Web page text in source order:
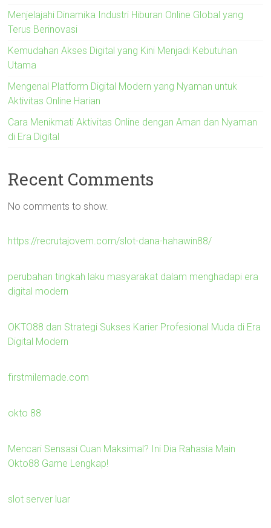
Menjelajahi Dinamika Industri Hiburan Online Global yang
Terus Berinovasi
Kemudahan Akses Digital yang Kini Menjadi Kebutuhan
Utama
Mengenal Platform Digital Modern yang Nyaman untuk
Aktivitas Online Harian
Cara Menikmati Aktivitas Online dengan Aman dan Nyaman
di Era Digital
Recent Comments
No comments to show.
https://recrutajovem.com/slot-dana-hahawin88/
perubahan tingkah laku masyarakat dalam menghadapi era
digital modern
OKTO88 dan Strategi Sukses Karier Profesional Muda di Era
Digital Modern
firstmilemade.com
okto 88
Mencari Sensasi Cuan Maksimal? Ini Dia Rahasia Main
Okto88 Game Lengkap!
slot server luar